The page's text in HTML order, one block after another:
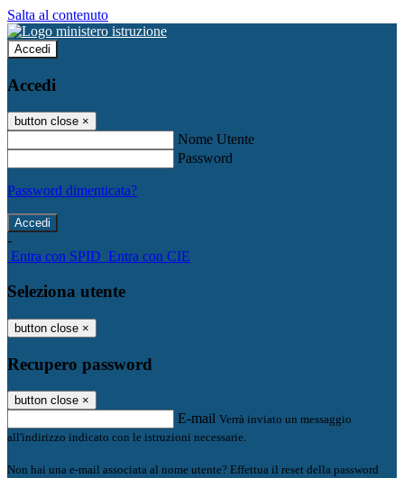
Salta al contenuto
Accedi
Accedi
button close ×
Nome Utente
Password
Password dimenticata?
-
Entra con SPID Entra con CIE
Seleziona utente
button close ×
Recupero password
button close ×
E-mail Verrà inviato un messaggio
all'indirizzo indicato con le istruzioni necessarie.
Non hai una e-mail associata al nome utente? Effettua il reset della password